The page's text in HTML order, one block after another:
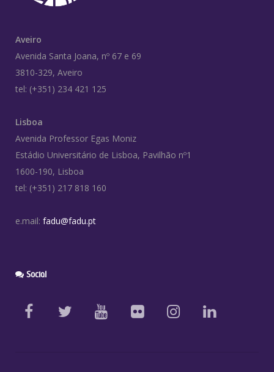
Aveiro
Avenida Santa Joana, nº 67 e 69
3810-329, Aveiro
tel: (+351) 234 421 125
Lisboa
Avenida Professor Egas Moniz
Estádio Universitário de Lisboa, Pavilhão nº1
1600-190, Lisboa
tel: (+351) 217 818 160
e.mail: fadu@fadu.pt
Social